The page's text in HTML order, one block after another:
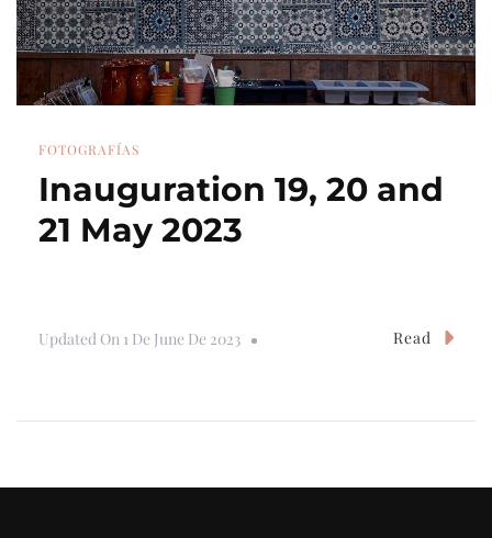
FOTOGRAFÍAS
Inauguration 19, 20 and
21 May 2023
Updated On 1 De June De 2023 Read